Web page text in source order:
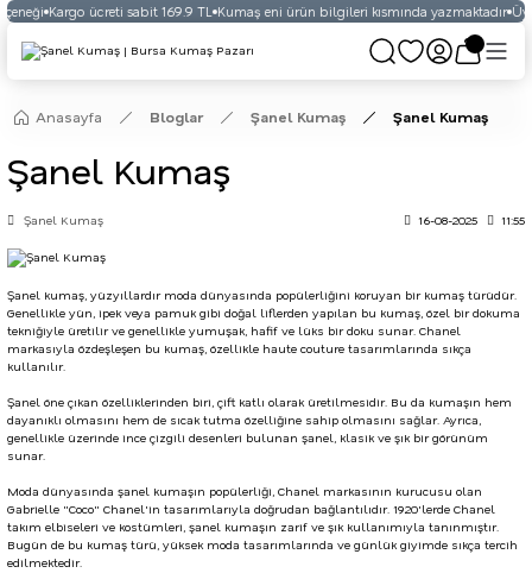
Kargo ücreti sabit 169.9 TL Kumaş eni ürün bilgileri kısmında yazmaktadır
Anasayfa Bloglar Şanel Kumaş Şanel Kumaş
Şanel Kumaş
Şanel Kumaş 16-08-2025 11:55
Şanel kumaş, yüzyıllardır moda dünyasında popülerliğini koruyan bir kumaş türüdür.
Genellikle yün, ipek veya pamuk gibi doğal liflerden yapılan bu kumaş, özel bir dokuma
tekniğiyle üretilir ve genellikle yumuşak, hafif ve lüks bir doku sunar. Chanel
markasıyla özdeşleşen bu kumaş, özellikle haute couture tasarımlarında sıkça
kullanılır.
Şanel öne çıkan özelliklerinden biri, çift katlı olarak üretilmesidir. Bu da kumaşın hem
dayanıklı olmasını hem de sıcak tutma özelliğine sahip olmasını sağlar. Ayrıca,
genellikle üzerinde ince çizgili desenleri bulunan şanel, klasik ve şık bir görünüm
sunar.
Moda dünyasında şanel kumaşın popülerliği, Chanel markasının kurucusu olan
Gabrielle "Coco" Chanel'in tasarımlarıyla doğrudan bağlantılıdır. 1920'lerde Chanel
takım elbiseleri ve kostümleri, şanel kumaşın zarif ve şık kullanımıyla tanınmıştır.
Bugün de bu kumaş türü, yüksek moda tasarımlarında ve günlük giyimde sıkça tercih
edilmektedir.